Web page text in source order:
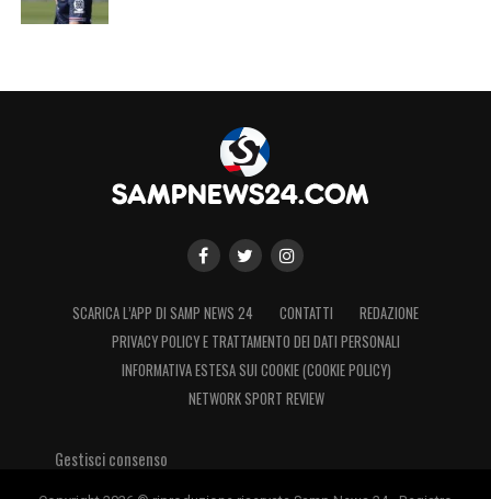
SCARICA L’APP DI SAMP NEWS 24 CONTATTI
REDAZIONE
PRIVACY POLICY E TRATTAMENTO DEI DATI PERSONALI
INFORMATIVA ESTESA SUI COOKIE (COOKIE POLICY)
NETWORK SPORT REVIEW
Gestisci consenso